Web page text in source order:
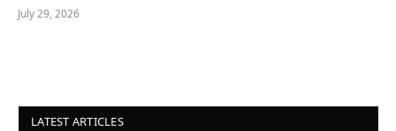
July 29, 2026
LATEST ARTICLES